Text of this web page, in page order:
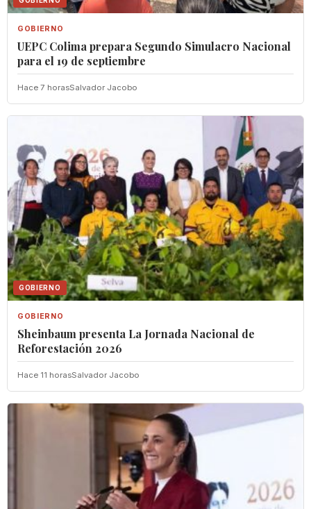
GOBIERNO
UEPC Colima prepara Segundo Simulacro Nacional
para el 19 de septiembre
Hace 7 horasSalvador Jacobo
GOBIERNO
GOBIERNO
Sheinbaum presenta La Jornada Nacional de
Reforestación 2026
Hace 11 horasSalvador Jacobo